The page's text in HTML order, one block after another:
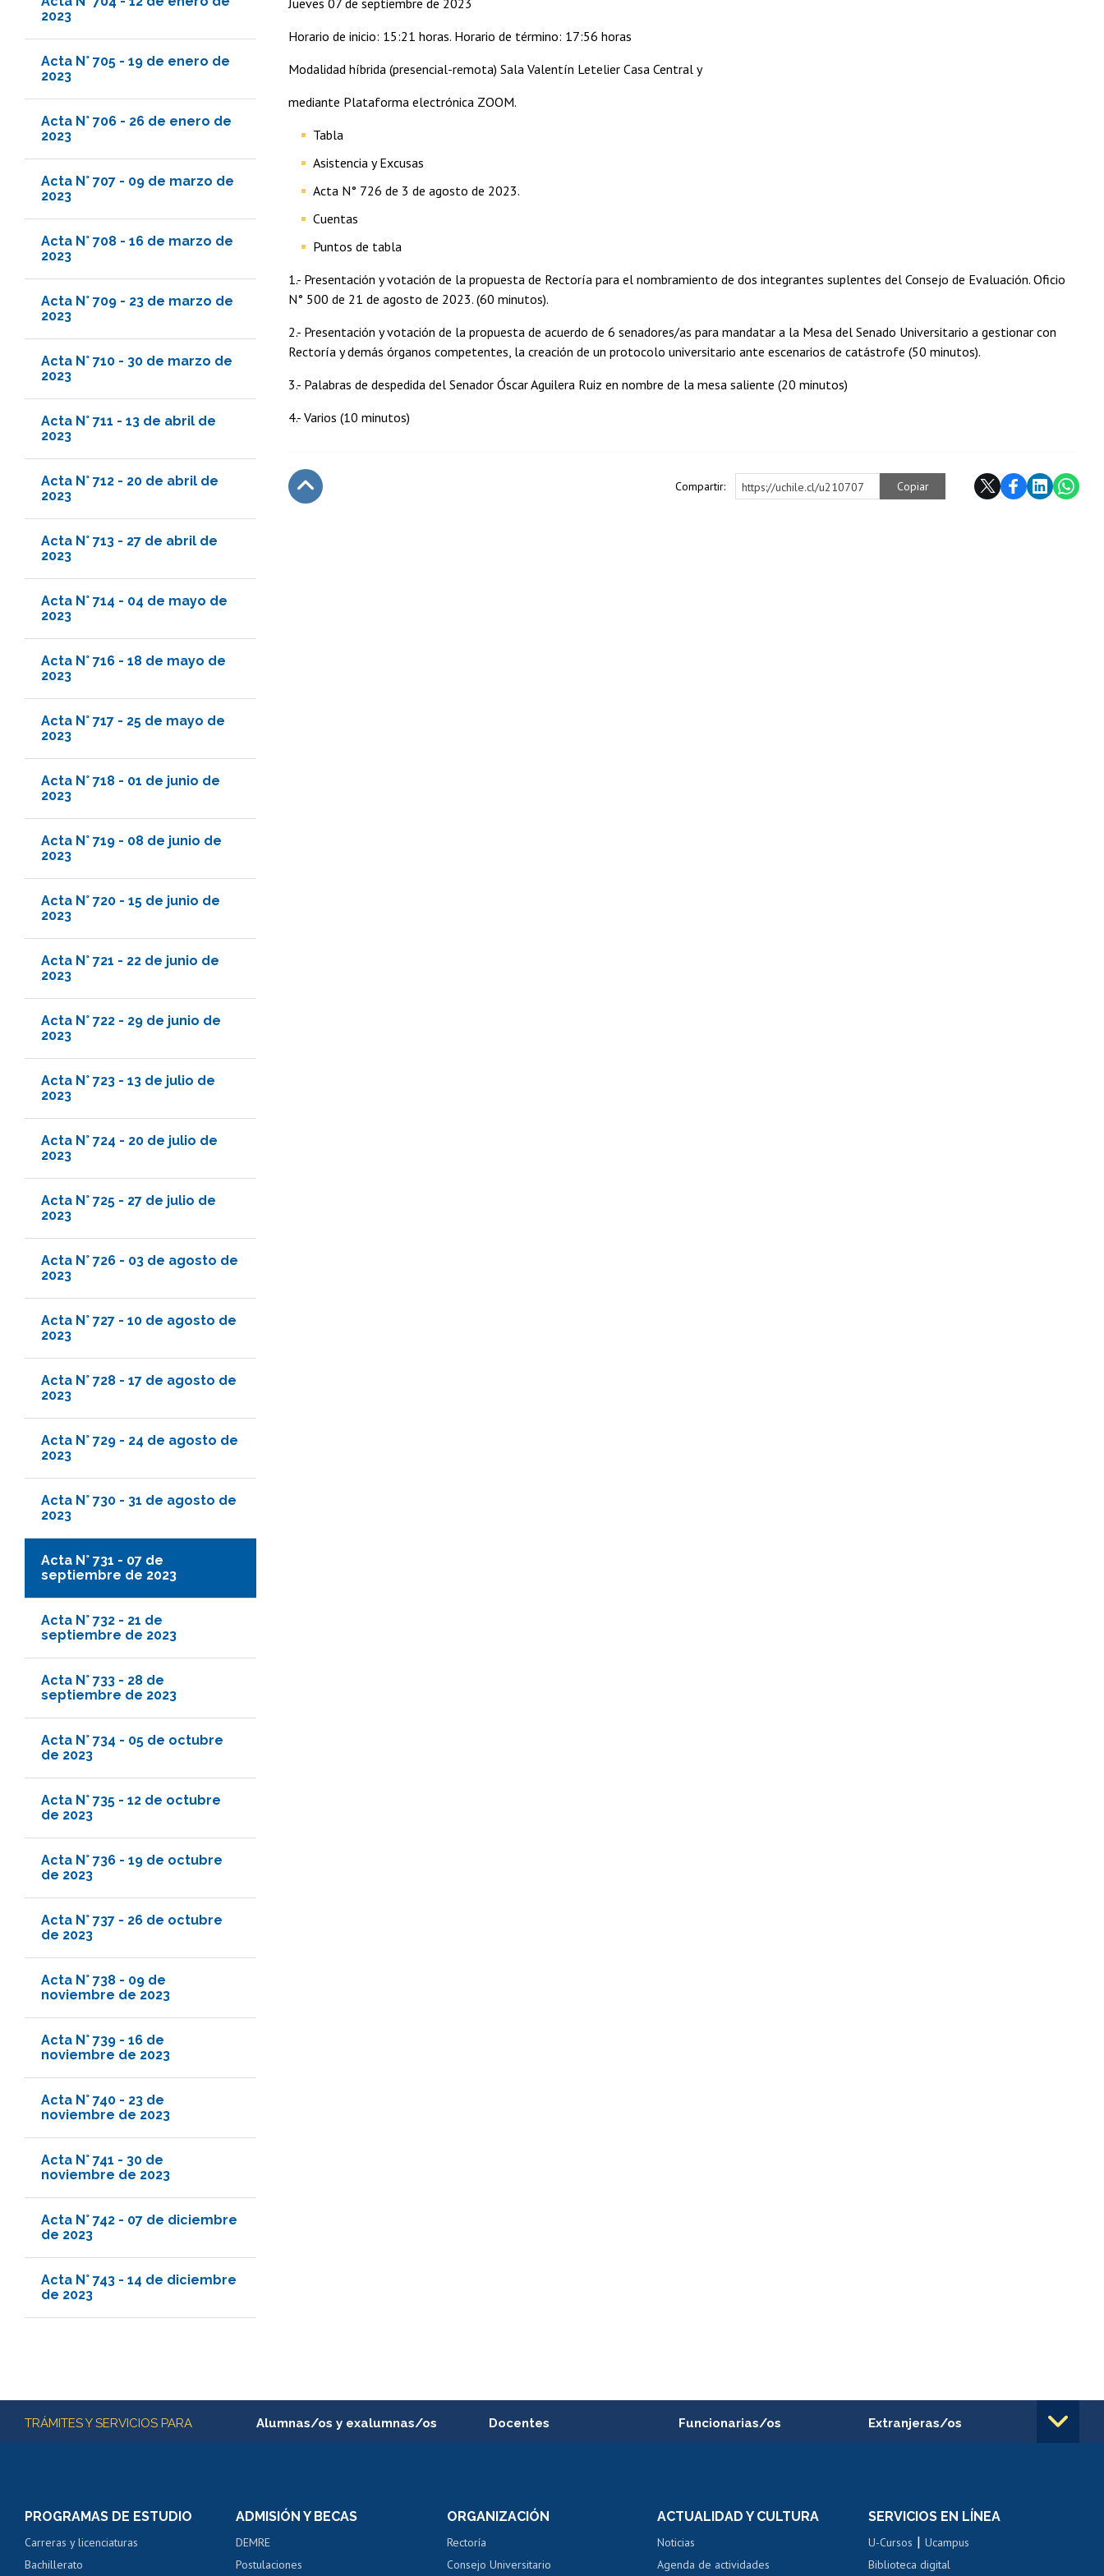
2023
Acta N° 705 - 19 de enero de
2023
Acta N° 706 - 26 de enero de
2023
Acta N° 707 - 09 de marzo de
2023
Acta N° 708 - 16 de marzo de
2023
Acta N° 709 - 23 de marzo de
2023
Acta N° 710 - 30 de marzo de
2023
Acta N° 711 - 13 de abril de
2023
Acta N° 712 - 20 de abril de
2023
Acta N° 713 - 27 de abril de
2023
Acta N° 714 - 04 de mayo de
2023
Acta N° 716 - 18 de mayo de
2023
Acta N° 717 - 25 de mayo de
2023
Acta N° 718 - 01 de junio de
2023
Acta N° 719 - 08 de junio de
2023
Acta N° 720 - 15 de junio de
2023
Acta N° 721 - 22 de junio de
2023
Acta N° 722 - 29 de junio de
2023
Acta N° 723 - 13 de julio de
2023
Acta N° 724 - 20 de julio de
2023
Acta N° 725 - 27 de julio de
2023
Acta N° 726 - 03 de agosto de
2023
Acta N° 727 - 10 de agosto de
2023
Acta N° 728 - 17 de agosto de
2023
Acta N° 729 - 24 de agosto de
2023
Acta N° 730 - 31 de agosto de
2023
Acta N° 731 - 07 de
septiembre de 2023
Acta N° 732 - 21 de
septiembre de 2023
Acta N° 733 - 28 de
septiembre de 2023
Acta N° 734 - 05 de octubre
de 2023
Acta N° 735 - 12 de octubre
de 2023
Acta N° 736 - 19 de octubre
de 2023
Acta N° 737 - 26 de octubre
de 2023
Acta N° 738 - 09 de
noviembre de 2023
Acta N° 739 - 16 de
noviembre de 2023
Acta N° 740 - 23 de
noviembre de 2023
Acta N° 741 - 30 de
noviembre de 2023
Acta N° 742 - 07 de diciembre
de 2023
Acta N° 743 - 14 de diciembre
de 2023
Horario de inicio: 15:21 horas. Horario de término: 17:56 horas
Modalidad híbrida (presencial-remota) Sala Valentín Letelier Casa Central y
mediante Plataforma electrónica ZOOM.
Tabla
Asistencia y Excusas
Acta N° 726 de 3 de agosto de 2023.
Cuentas
Puntos de tabla
1.- Presentación y votación de la propuesta de Rectoría para el nombramiento de dos integrantes suplentes del Consejo de Evaluación. Oficio
N° 500 de 21 de agosto de 2023. (60 minutos).
2.- Presentación y votación de la propuesta de acuerdo de 6 senadores/as para mandatar a la Mesa del Senado Universitario a gestionar con
Rectoría y demás órganos competentes, la creación de un protocolo universitario ante escenarios de catástrofe (50 minutos).
3.- Palabras de despedida del Senador Óscar Aguilera Ruiz en nombre de la mesa saliente (20 minutos)
4.- Varios (10 minutos)
Compartir: https://uchile.cl/u210707 Copiar
Más información
TRÁMITES Y SERVICIOS PARA Alumnas/os y exalumnas/os
Servicio médico y dental
Docentes
Perfeccionamiento
Evaluación docente
Funcionarias/os
Portal de movilidad interna
Certificado de renta
Certificado de renta
Extranjeras/os
Cursos de español
PROGRAMAS DE ESTUDIO
Carreras y licenciaturas
Bachillerato
ADMISIÓN Y BECAS
DEMRE
Postulaciones
ORGANIZACIÓN
Rectoría
Consejo Universitario
ACTUALIDAD Y CULTURA
Noticias
Agenda de actividades
SERVICIOS EN LÍNEA
U-Cursos |Ucampus
Biblioteca digital